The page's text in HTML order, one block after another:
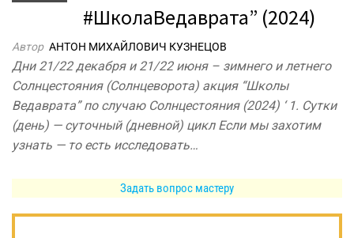
#ШколаВедаврата” (2024)
Автор АНТОН МИХАЙЛОВИЧ КУЗНЕЦОВ
Дни 21/22 декабря и 21/22 июня – зимнего и летнего
Солнцестояния (Солнцеворота) акция “Школы
Ведаврата” по случаю Солнцестояния (2024) ‘ 1. Сутки
(день) — суточный (дневной) цикл Если мы захотим
узнать — то есть исследовать…
Задать вопрос мастеру